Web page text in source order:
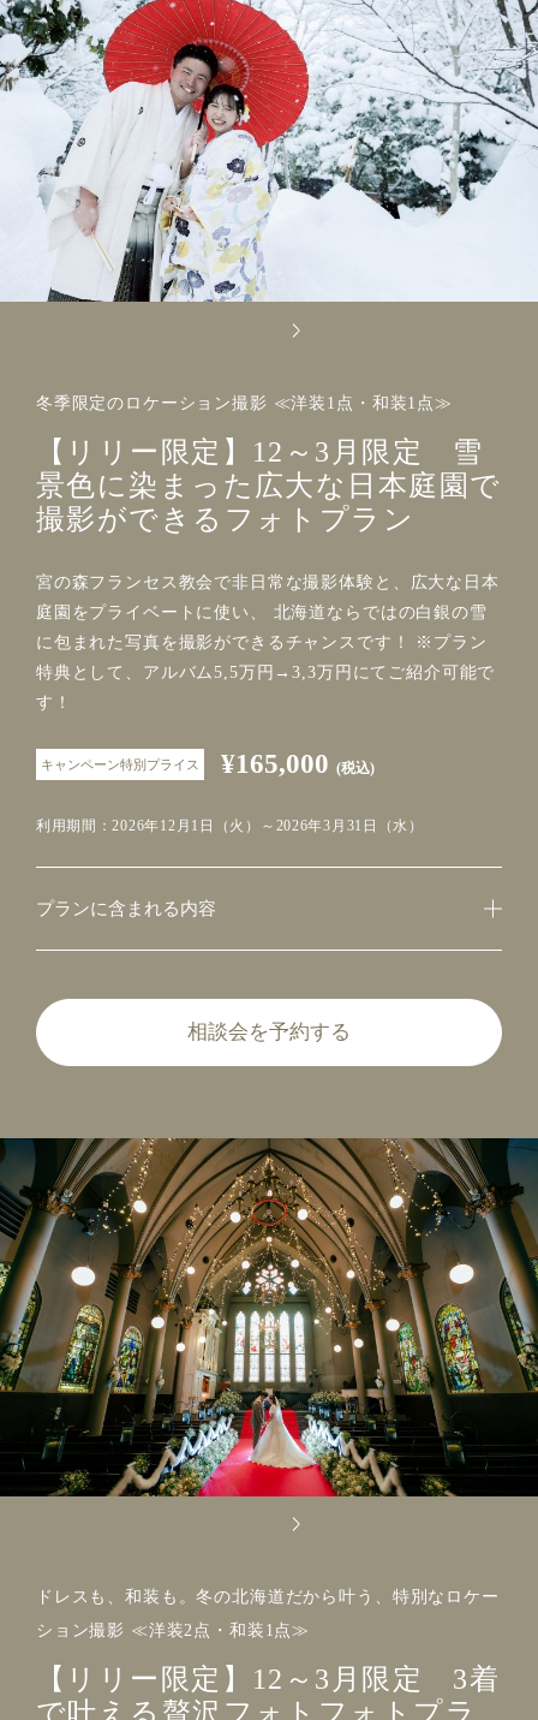
冬季限定のロケーション撮影 ≪洋装1点・和装1点≫
【リリー限定】12～3月限定 雪
景色に染まった広大な日本庭園で
撮影ができるフォトプラン
宮の森フランセス教会で非日常な撮影体験と、広大な日本
庭園をプライベートに使い、 北海道ならではの白銀の雪
に包まれた写真を撮影ができるチャンスです！ ※プラン
特典として、アルバム5,5万円→3,3万円にてご紹介可能で
す！
キャンペーン特別プライス ¥165,000 (税込)
利用期間：2026年12月1日（火）～2026年3月31日（水）
プランに含まれる内容
相談会を予約する
ドレスも、和装も。冬の北海道だから叶う、特別なロケー
ション撮影 ≪洋装2点・和装1点≫
【リリー限定】12～3月限定 3着
で叶える贅沢フォトフォトプラ